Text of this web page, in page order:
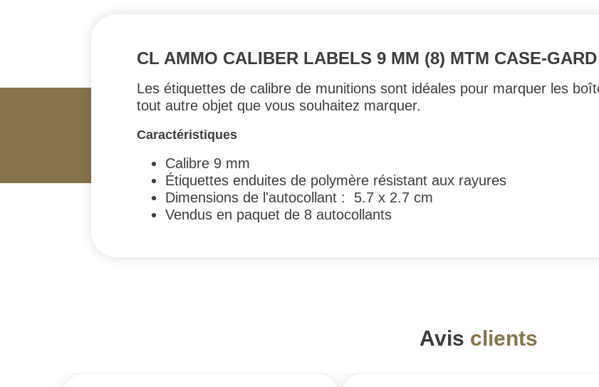
CL AMMO CALIBER LABELS 9 MM (8) MTM CASE-GARD
Les étiquettes de calibre de munitions sont idéales pour marquer les
tout autre objet que vous souhaitez marquer.
Caractéristiques
Calibre 9 mm
Étiquettes enduites de polymère résistant aux rayures
Dimensions de l'autocollant : 5.7 x 2.7 cm
Vendus en paquet de 8 autocollants
Avis clients